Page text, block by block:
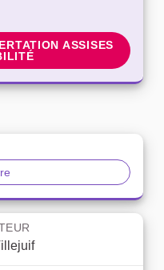
ASSISES DE LA
ASSISES